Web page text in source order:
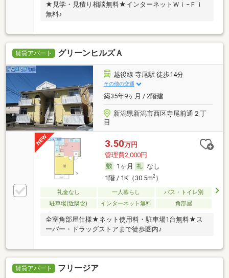
★見学・見積り相談無料★インターネットＷｉ−Ｆｉ
無料♪
賃貸アパート グリーンヒルズＡ
越後線 寺尾駅 徒歩14分
その他の交通
築35年9ヶ月 / 2階建
新潟県新潟市西区寺尾前通２丁
目
3.50万円
管理費2,000円
1ヶ月
なし
1階 / 1K（30.5m2）
礼金なし 一人暮らし
バス・トイレ別
駐車場(近隣含)
インターネット無料 角部屋
全室角部屋仕様★ネット使用料・駐車場1台無料★ス
ーパー・ドラッグストアまで徒歩圏内♪
賃貸アパート フリージア